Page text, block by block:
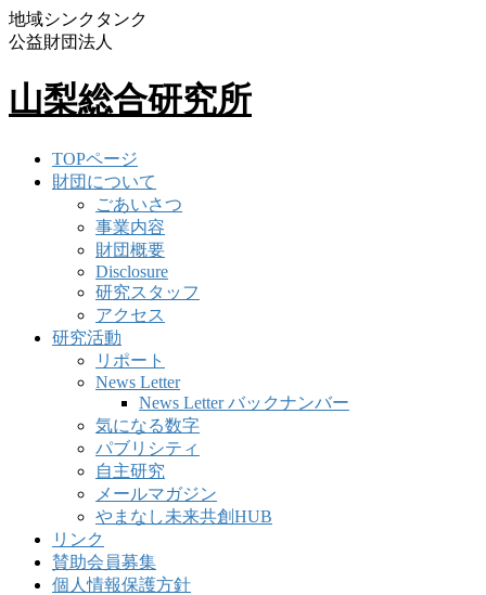
地域シンクタンク
公益財団法人
山梨総合研究所
TOPページ
財団について
ごあいさつ
事業内容
財団概要
Disclosure
研究スタッフ
アクセス
研究活動
リポート
News Letter
News Letter バックナンバー
気になる数字
パブリシティ
自主研究
メールマガジン
やまなし未来共創HUB
リンク
賛助会員募集
個人情報保護方針